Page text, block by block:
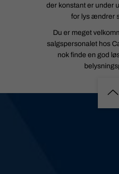
der konstant er under
for lys ændrer
Du er meget
salgspersonalet hos
nok finde en god